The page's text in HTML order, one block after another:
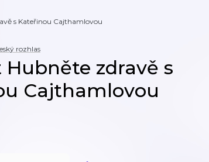
s Kateřinou Cajthamlovou
rozhlas
Hubněte zdravě s
Cajthamlovou